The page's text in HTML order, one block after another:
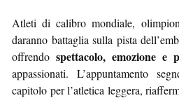
Atleti di calibro mondiale,
daranno battaglia sulla pista
offrendo spettacolo, emozione e
appassionati. L’appuntamento
capitolo per l’atletica leggera,